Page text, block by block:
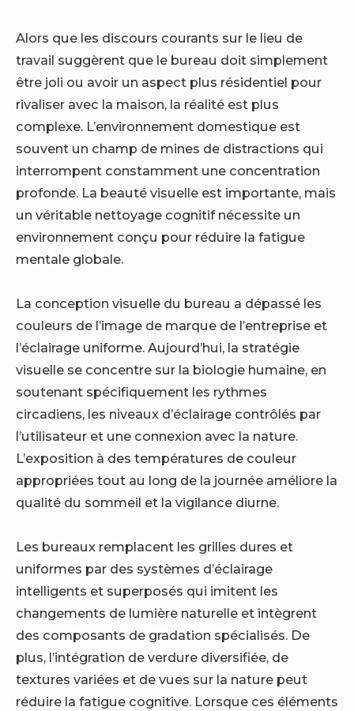
Alors que les discours courants sur le lieu de
travail suggèrent que le bureau doit simplement
être joli ou avoir un aspect plus résidentiel pour
rivaliser avec la maison, la réalité est plus
complexe. L’environnement domestique est
souvent un champ de mines de distractions qui
interrompent constamment une concentration
profonde. La beauté visuelle est importante, mais
un véritable nettoyage cognitif nécessite un
environnement conçu pour réduire la fatigue
mentale globale.
La conception visuelle du bureau a dépassé les
couleurs de l’image de marque de l’entreprise et
l’éclairage uniforme. Aujourd’hui, la stratégie
visuelle se concentre sur la biologie humaine, en
soutenant spécifiquement les rythmes
circadiens, les niveaux d’éclairage contrôlés par
l’utilisateur et une connexion avec la nature.
L’exposition à des températures de couleur
appropriées tout au long de la journée améliore la
qualité du sommeil et la vigilance diurne.
Les bureaux remplacent les grilles dures et
uniformes par des systèmes d’éclairage
intelligents et superposés qui imitent les
changements de lumière naturelle et intègrent
des composants de gradation spécialisés. De
plus, l’intégration de verdure diversifiée, de
textures variées et de vues sur la nature peut
réduire la fatigue cognitive. Lorsque ces éléments